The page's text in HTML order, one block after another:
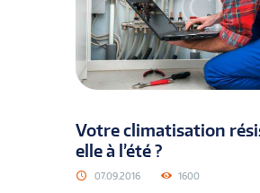
Votre climatisation
elle à l’été ?
07.09.2016 1600